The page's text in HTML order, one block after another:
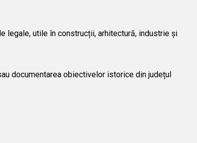
utile în construcții, arhitectură, industrie și
documentarea obiectivelor istorice din județul